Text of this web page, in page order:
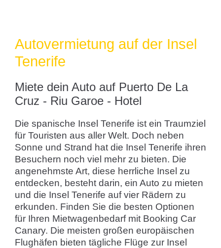
Autovermietung auf der Insel
Tenerife
Miete dein Auto auf Puerto De La
Cruz - Riu Garoe - Hotel
Die spanische Insel Tenerife ist ein Traumziel
für Touristen aus aller Welt. Doch neben
Sonne und Strand hat die Insel Tenerife ihren
Besuchern noch viel mehr zu bieten. Die
angenehmste Art, diese herrliche Insel zu
entdecken, besteht darin, ein Auto zu mieten
und die Insel Tenerife auf vier Rädern zu
erkunden. Finden Sie die besten Optionen
für Ihren Mietwagenbedarf mit Booking Car
Canary. Die meisten großen europäischen
Flughäfen bieten tägliche Flüge zur Insel